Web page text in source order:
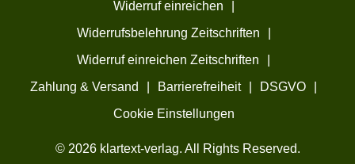
© 2026 klartext-verlag. All Rights Reserved.
Widerruf einreichen
Widerrufsbelehrung Zeitschriften
Widerruf einreichen Zeitschriften
Zahlung & Versand
Barrierefreiheit DSGVO
Cookie Einstellungen